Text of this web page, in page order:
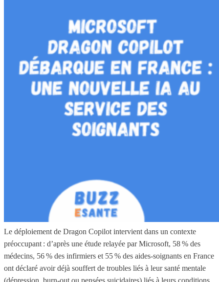
Le déploiement de Dragon Copilot intervient dans un contexte
préoccupant : d’après une étude relayée par Microsoft, 58 % des
médecins, 56 % des infirmiers et 55 % des aides‑soignants en France
ont déclaré avoir déjà souffert de troubles liés à leur santé mentale
(dépression, burn‑out ou pensées suicidaires) liés à leurs conditions